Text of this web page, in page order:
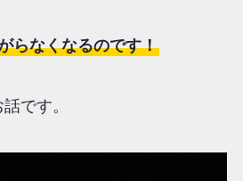
らなくなるのです！
です。